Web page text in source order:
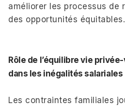
améliorer les processus de
des opportunités équitables.
Rôle de l’équilibre vie
dans les inégalités salariales
Les contraintes familiales